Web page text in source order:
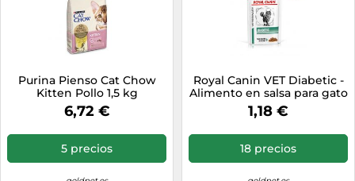
Purina Pienso Cat Chow
Kitten Pollo 1,5 kg
6,72 €
5 precios
Royal Canin VET Diabetic -
Alimento en salsa para gato
adulto con diabetes -
Cantidad: 85 g
1,18 €
18 precios